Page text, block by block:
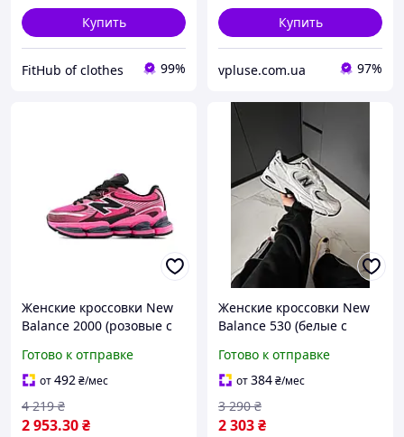
Купить
FitHub of clothes 99%
Купить
vpluse.com.ua 97%
Женские кроссовки New
Balance 2000 (розовые с
спортивные текстильные
для повседневной носки
на мягкой подошве
Готово к отправке
от492₴/мес
2 953.30₴
4 219 ₴
Женские кроссовки New
Balance 530 (белые с
спортивные для
активного дня Cod: NB197
Готово к отправке
от384₴/мес
2 303₴
3 290 ₴